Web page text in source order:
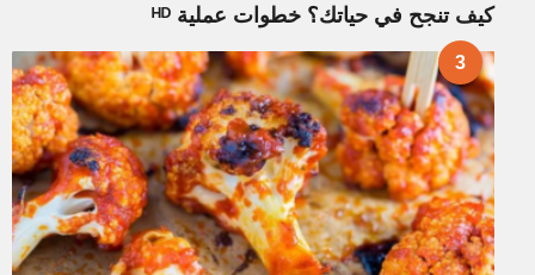
كيف تنجح في حياتك؟ خطوات عملية ᴴᴰ
3